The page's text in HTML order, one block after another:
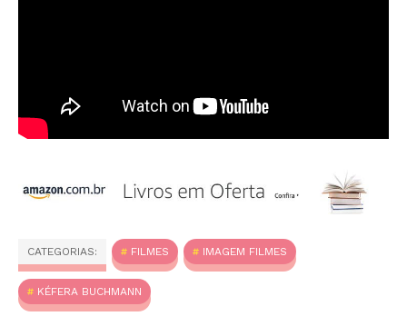
CATEGORIAS: FILMES IMAGEM FILMES
KÉFERA BUCHMANN